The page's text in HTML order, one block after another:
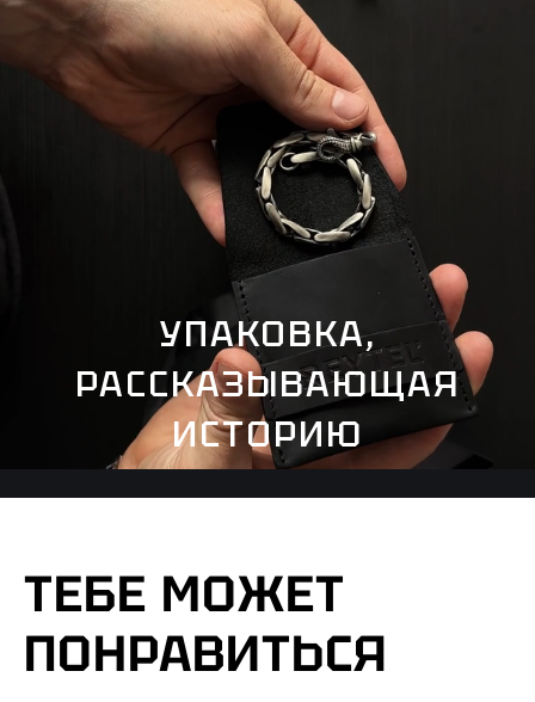
УПАКОВКА,
РАССКАЗЫВАЮЩАЯ
ИСТОРИЮ
ТЕБЕ МОЖЕТ
ПОНРАВИТЬСЯ